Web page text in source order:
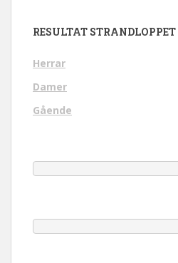
RESULTAT STRANDLOPPET
Herrar
Damer
Gående